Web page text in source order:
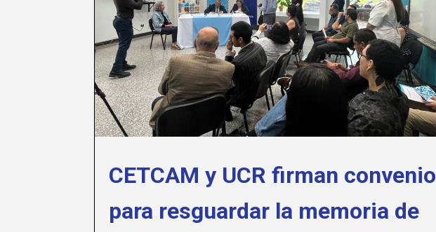
CETCAM y UCR firman convenio
para resguardar la memoria de